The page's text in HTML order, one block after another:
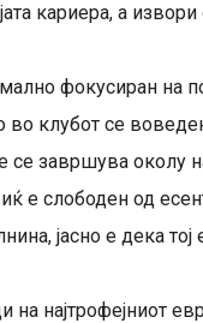
кариера, а
фокусиран на
во клубот се
се завршува околу
е слободен од
јасно е дека
на најтрофејниот